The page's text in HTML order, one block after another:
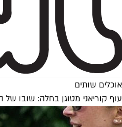
אוכלים שותים
עוף קוריאני מטוגן בחלה: שובו של